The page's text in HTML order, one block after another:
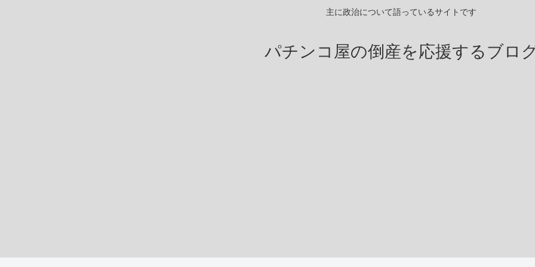
主に政治について語っているサイトです
パチンコ屋の倒産を応援するブロ